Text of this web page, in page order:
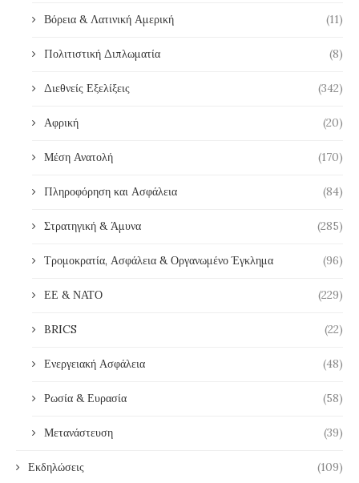
Βόρεια & Λατινική Αμερική (11)
Πολιτιστική Διπλωματία (8)
Διεθνείς Εξελίξεις (342)
Αφρική (20)
Μέση Ανατολή (170)
Πληροφόρηση και Ασφάλεια (84)
Στρατηγική & Άμυνα (285)
Τρομοκρατία, Ασφάλεια & Οργανωμένο Έγκλημα (96)
ΕΕ & ΝΑΤΟ (229)
BRICS (22)
Ενεργειακή Ασφάλεια (48)
Ρωσία & Ευρασία (58)
Μετανάστευση (39)
Εκδηλώσεις (109)